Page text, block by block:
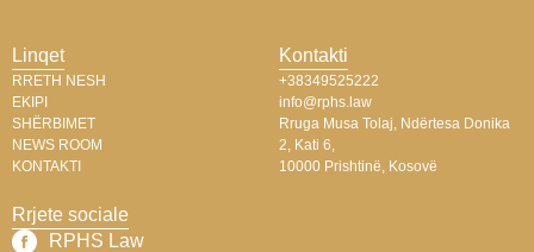
Linqet
RRETH NESH
EKIPI
SHËRBIMET
NEWS ROOM
KONTAKTI
Kontakti
+38349525222
info@rphs.law
Rruga Musa Tolaj, Ndërtesa Donika
2, Kati 6,
10000 Prishtinë, Kosovë
Rrjete sociale
RPHS Law​